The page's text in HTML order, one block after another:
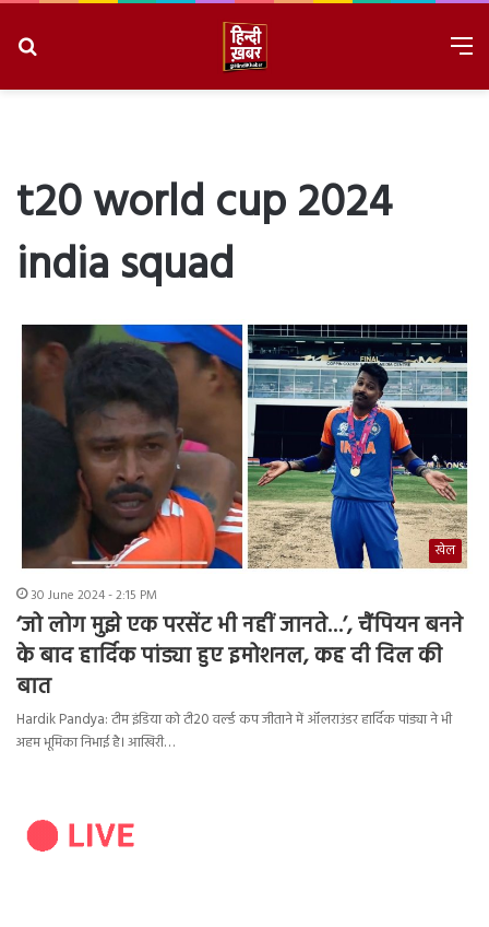
t20 world cup 2024
india squad
खेल
30 June 2024 - 2:15 PM
‘जो लोग मुझे एक परसेंट भी नहीं जानते…’, चैंपियन बनने
के बाद हार्दिक पांड्या हुए इमोशनल, कह दी दिल की
बात
Hardik Pandya: टीम इंडिया को टी20 वर्ल्ड कप जीताने में ऑलराउंडर हार्दिक पांड्या ने भी
अहम भूमिका निभाई है। आखिरी…